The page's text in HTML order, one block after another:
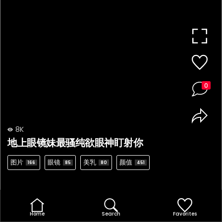
8K
地上眼镜妹最骚纯欲眼神盯射你
图片 166 眼镜 85 美乳 80 颜值 451
0
Home Search Favorites